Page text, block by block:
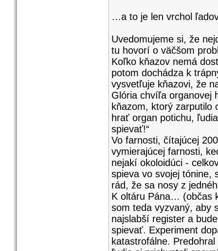
…a to je len vrchol
Uvedomujeme si, že
tu hovorí o väčšom
Koľko kňazov nemá
potom dochádza k
vysvetľuje kňazovi, že
Glória chvíľa organovej
kňazom, ktorý zarputilo
hrať organ potichu,
spievať!“
Vo farnosti, čítajúcej
vymierajúcej farnosti,
nejakí okoloidúci -
spieva vo svojej tónine,
rád, že sa nosy z
K oltáru Pána… (občas
som teda vyzvaný, aby
najslabší register a
spievať. Experiment
katastrofálne.